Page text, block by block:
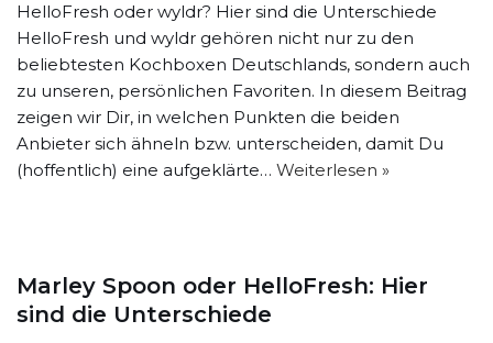
HelloFresh oder wyldr? Hier sind die Unterschiede
HelloFresh und wyldr gehören nicht nur zu den
beliebtesten Kochboxen Deutschlands, sondern auch
zu unseren, persönlichen Favoriten. In diesem Beitrag
zeigen wir Dir, in welchen Punkten die beiden
Anbieter sich ähneln bzw. unterscheiden, damit Du
(hoffentlich) eine aufgeklärte… Weiterlesen »
Marley Spoon oder HelloFresh: Hier
sind die Unterschiede